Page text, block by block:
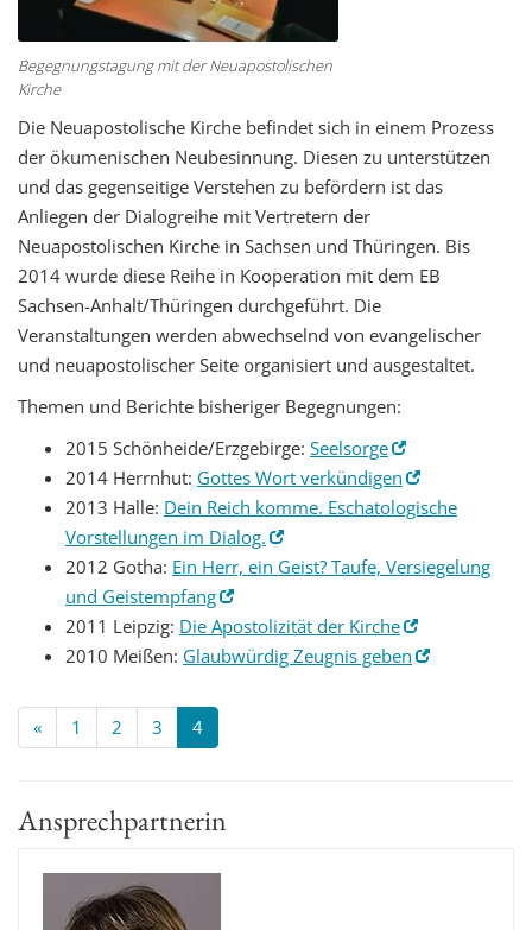
Begegnungstagung mit der Neuapostolischen
Kirche
Die Neuapostolische Kirche befindet sich in einem Prozess
der ökumenischen Neubesinnung. Diesen zu unterstützen
und das gegenseitige Verstehen zu befördern ist das
Anliegen der Dialogreihe mit Vertretern der
Neuapostolischen Kirche in Sachsen und Thüringen. Bis
2014 wurde diese Reihe in Kooperation mit dem EB
Sachsen-Anhalt/Thüringen durchgeführt. Die
Veranstaltungen werden abwechselnd von evangelischer
und neuapostolischer Seite organisiert und ausgestaltet.
Themen und Berichte bisheriger Begegnungen:
2015 Schönheide/Erzgebirge: Seelsorge
2014 Herrnhut: Gottes Wort verkündigen
2013 Halle: Dein Reich komme. Eschatologische
Vorstellungen im Dialog.
2012 Gotha: Ein Herr, ein Geist? Taufe, Versiegelung
und Geistempfang
2011 Leipzig: Die Apostolizität der Kirche
2010 Meißen: Glaubwürdig Zeugnis geben
« 1 2 3 4
Ansprechpartnerin